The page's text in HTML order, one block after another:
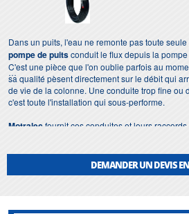
Dans un puits, l'eau ne remonte pas toute seule
pompe de puitsconduit le flux depuis la
C'est une pièce que l'on oublie parfois au
sa qualité pèsent directement sur le débit qui
de vie de la colonne. Une conduite trop fine ou
c'est toute l'installation qui sous-performe.
Motralecfournit ces conduites et leurs
nationale et à l'export, pour les particuliers
marques de pompes confondues.DEMANDER UN DEVIS